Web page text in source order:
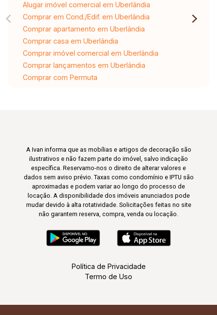
Alugar imóvel comercial em Uberlândia
Comprar em Cond./Edif. em Uberlândia
Comprar apartamento em Uberlândia
Comprar casa em Uberlândia
Comprar imóvel comercial em Uberlândia
Comprar lançamentos em Uberlândia
Comprar com Permuta
A Ivan informa que as mobílias e artigos de decoração são
ilustrativos e não fazem parte do imóvel, salvo indicação
específica. Reservamo-nos o direito de alterar valores e
dados sem aviso prévio. Taxas como condomínio e IPTU são
aproximadas e podem variar ao longo do processo de
locação. A disponibilidade dos imóveis anunciados pode
mudar devido à alta rotatividade. Solicitações feitas no site
não garantem reserva, compra, venda ou locação.
Política de Privacidade
Termo de Uso